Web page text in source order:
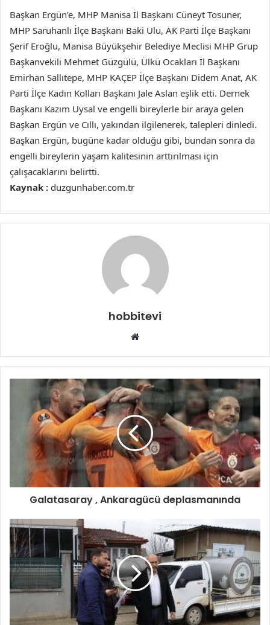
Başkan Ergün’e, MHP Manisa İl Başkanı Cüneyt Tosuner,
MHP Saruhanlı İlçe Başkanı Baki Ulu, AK Parti İlçe Başkanı
Şerif Eroğlu, Manisa Büyükşehir Belediye Meclisi MHP Grup
Başkanvekili Mehmet Güzgülü, Ülkü Ocakları İl Başkanı
Emirhan Sallıtepe, MHP KAÇEP İlçe Başkanı Didem Anat, AK
Parti İlçe Kadın Kolları Başkanı Jale Aslan eşlik etti. Dernek
Başkanı Kazım Uysal ve engelli bireylerle bir araya gelen
Başkan Ergün ve Cıllı, yakından ilgilenerek, talepleri dinledi.
Başkan Ergün, bugüne kadar olduğu gibi, bundan sonra da
engelli bireylerin yaşam kalitesinin arttırılması için
çalışacaklarını belirtti.
Kaynak : duzgunhaber.com.tr
hobbitevi
Web
Galatasaray , Ankaragücü deplasmanında